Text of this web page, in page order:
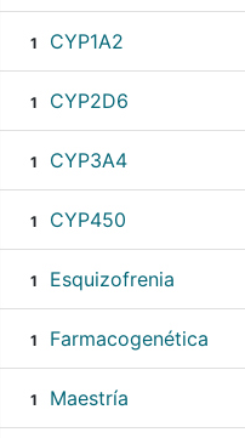
1 CYP1A2
1 CYP2D6
1 CYP3A4
1 CYP450
1 Esquizofrenia
1 Farmacogenética
1 Maestría